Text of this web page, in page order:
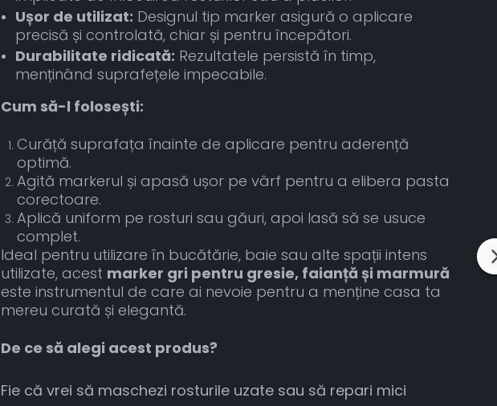
Ușor de utilizat: Designul tip marker asigură o aplicare
precisă și controlată, chiar și pentru începători.
Durabilitate ridicată: Rezultatele persistă în timp,
menținând suprafețele impecabile.
Cum să-l folosești:
Curăță suprafața înainte de aplicare pentru aderență
optimă.
Agită markerul și apasă ușor pe vârf pentru a elibera pasta
corectoare.
Aplică uniform pe rosturi sau găuri, apoi lasă să se usuce
complet.
Ideal pentru utilizare în bucătărie, baie sau alte spații intens
utilizate, acest marker gri pentru gresie, faianță și marmură
este instrumentul de care ai nevoie pentru a menține casa ta
mereu curată și elegantă.
De ce să alegi acest produs?
Fie că vrei să maschezi rosturile uzate sau să repari mici